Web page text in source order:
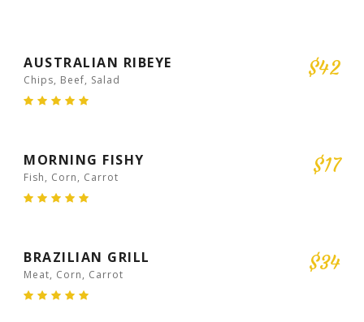
AUSTRALIAN RIBEYE
Chips, Beef, Salad $42
MORNING FISHY
Fish, Corn, Carrot $17
BRAZILIAN GRILL
Meat, Corn, Carrot $34